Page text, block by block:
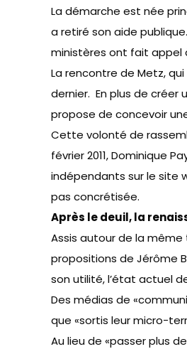
La démarche est née
a retiré son aide
ministères ont fait appel
La rencontre de Metz,
dernier. En plus de créer
propose de concevoir
Cette volonté de
février 2011, Dominique
indépendants sur le site
pas concrétisée.
Après le deuil, la
Assis autour de la
propositions de Jérôme
son utilité, l’état actuel
Des médias de
que «sortis leur micro-
Au lieu de «passer plus